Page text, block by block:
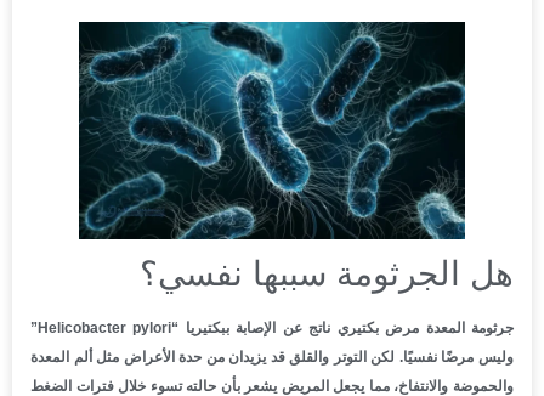
هل الجرثومة سببها نفسي؟
جرثومة المعدة مرض بكتيري ناتج عن الإصابة ببكتيريا “Helicobacter pylori”
وليس مرضًا نفسيًا. لكن التوتر والقلق قد يزيدان من حدة الأعراض مثل ألم المعدة
والحموضة والانتفاخ، مما يجعل المريض يشعر بأن حالته تسوء خلال فترات الضغط